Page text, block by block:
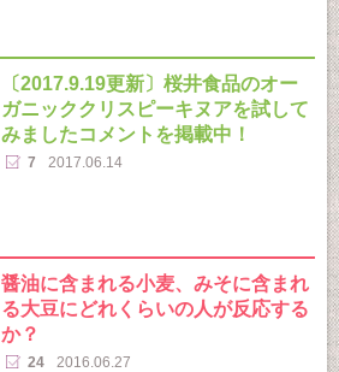
〔2017.9.19更新〕桜井食品のオー
ガニッククリスピーキヌアを試して
みましたコメントを掲載中！
7 2017.06.14
醤油に含まれる小麦、みそに含まれ
る大豆にどれくらいの人が反応する
か？
24 2016.06.27